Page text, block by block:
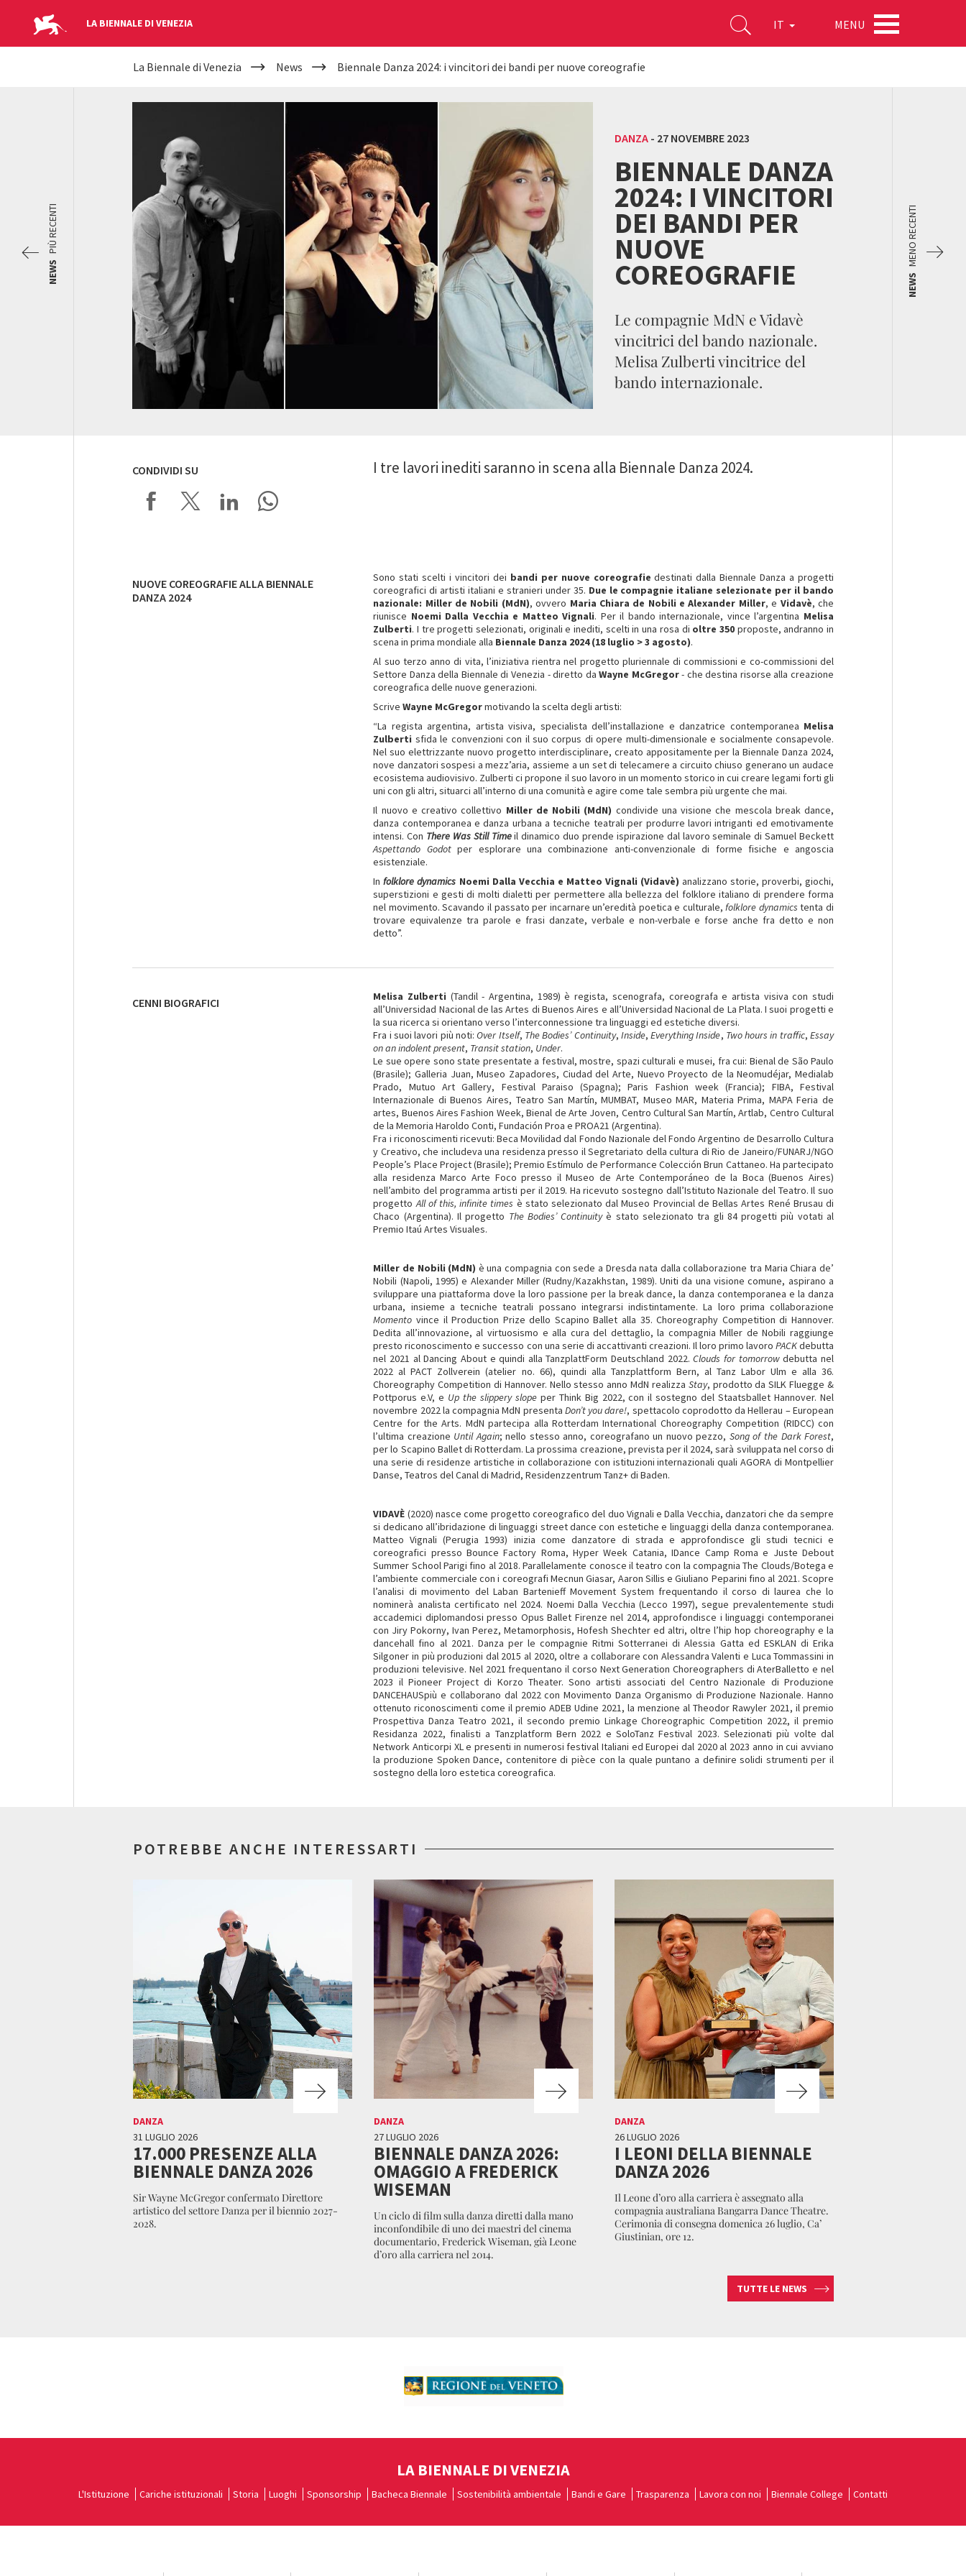
LA BIENNALE DI VENEZIA IT MENU
YOUR
HERE
La Biennale di Venezia News Biennale Danza 2024: i vincitori dei bandi per nuove coreografie
DANZA- 27 NOVEMBRE 2023
BIENNALE DANZA
2024: I VINCITORI
DEI BANDI PER
NUOVE
COREOGRAFIE
Le compagnie MdN e Vidavè
vincitrici del bando nazionale.
Melisa Zulberti vincitrice del
bando internazionale.
NEWS
MENO RECENTI
NEWS
PIÙ RECENTI
CONDIVIDI SU I tre lavori inediti saranno in scena alla Biennale Danza 2024.
NUOVE COREOGRAFIE ALLA BIENNALE
DANZA 2024
Sono stati scelti i vincitori dei bandi per nuove coreografie destinati dalla Biennale Danza a progetti
coreografici di artisti italiani e stranieri under 35. Due le compagnie italiane selezionate per il bando
nazionale: Miller de Nobili (MdN), ovvero Maria Chiara de Nobili e Alexander Miller, e Vidavè, che
riunisce Noemi Dalla Vecchia e Matteo Vignali. Per il bando internazionale, vince l’argentina Melisa
Zulberti. I tre progetti selezionati, originali e inediti, scelti in una rosa di oltre 350proposte, andranno in
scena in prima mondiale alla Biennale Danza 2024 (18 luglio > 3 agosto).
Al suo terzo anno di vita, l’iniziativa rientra nel progetto pluriennale di commissioni e co-commissioni del
Settore Danza della Biennale di Venezia - diretto daWayne McGregor- che destina risorse alla creazione
coreografica delle nuove generazioni.
Scrive Wayne McGregormotivando la scelta degli artisti:
“La regista argentina, artista visiva, specialista dell’installazione e danzatrice contemporanea Melisa
Zulberti sfida le convenzioni con il suo corpus di opere multi-dimensionale e socialmente consapevole.
Nel suo elettrizzante nuovo progetto interdisciplinare, creato appositamente per la Biennale Danza 2024,
nove danzatori sospesi a mezz’aria, assieme a un set di telecamere a circuito chiuso generano un audace
ecosistema audiovisivo. Zulberti ci propone il suo lavoro in un momento storico in cui creare legami forti gli
uni con gli altri, situarci all’interno di una comunità e agire come tale sembra più urgente che mai.
Il nuovo e creativo collettivo Miller de Nobili (MdN) condivide una visione che mescola break dance,
danza contemporanea e danza urbana a tecniche teatrali per produrre lavori intriganti ed emotivamente
intensi. Con There Was Still Timeil dinamico duo prende ispirazione dal lavoro seminale di Samuel Beckett
Aspettando Godotper esplorare una combinazione anti-convenzionale di forme fisiche e angoscia
esistenziale.
Infolklore dynamics Noemi Dalla Vecchia e Matteo Vignali (Vidavè) analizzano storie, proverbi, giochi,
superstizioni e gesti di molti dialetti per permettere alla bellezza del folklore italiano di prendere forma
nel movimento. Scavando il passato per incarnare un’eredità poetica e culturale,folklore dynamics tenta di
trovare equivalenze tra parole e frasi danzate, verbale e non-verbale e forse anche fra detto e non
detto”.
CENNI BIOGRAFICI Melisa Zulberti (Tandil - Argentina, 1989) è regista, scenografa, coreografa e artista visiva con studi
all’Universidad Nacional de las Artes di Buenos Aires e all’Universidad Nacional de La Plata. I suoi progetti e
la sua ricerca si orientano verso l’interconnessione tra linguaggi ed estetiche diversi.
Fra i suoi lavori più noti:Over Itself, The Bodies’ Continuity, Inside,Everything Inside, Two hours in traffic,Essay
on an indolent present, Transit station, Under.
Le sue opere sono state presentate a festival, mostre, spazi culturali e musei, fra cui: Bienal de São Paulo
(Brasile); Galleria Juan, Museo Zapadores, Ciudad del Arte, Nuevo Proyecto de la Neomudéjar, Medialab
Prado, Mutuo Art Gallery, Festival Paraiso (Spagna); Paris Fashion week (Francia); FIBA, Festival
Internazionale di Buenos Aires, Teatro San Martín, MUMBAT, Museo MAR, Materia Prima, MAPA Feria de
artes, Buenos Aires Fashion Week, Bienal de Arte Joven, Centro Cultural San Martín, Artlab, Centro Cultural
de la Memoria Haroldo Conti, Fundación Proa e PROA21 (Argentina).
Fra i riconoscimenti ricevuti: Beca Movilidad dal Fondo Nazionale del Fondo Argentino de Desarrollo Cultura
y Creativo, che includeva una residenza presso il Segretariato della cultura di Rio de Janeiro/FUNARJ/NGO
People’s Place Project (Brasile); Premio Estímulo de Performance Colección Brun Cattaneo. Ha partecipato
alla residenza Marco Arte Foco presso il Museo de Arte Contemporáneo de la Boca (Buenos Aires)
nell’ambito del programma artisti per il 2019. Ha ricevuto sostegno dall’Istituto Nazionale del Teatro. Il suo
progettoAll of this, infinite times è stato selezionato dal Museo Provincial de Bellas Artes René Brusau di
Chaco (Argentina). Il progetto The Bodies’ Continuityè stato selezionato tra gli 84 progetti più votati al
Premio Itaú Artes Visuales.
Miller de Nobili (MdN) è una compagnia con sede a Dresda nata dalla collaborazione tra Maria Chiara de’
Nobili (Napoli, 1995) e Alexander Miller (Rudny/Kazakhstan, 1989). Uniti da una visione comune, aspirano a
sviluppare una piattaforma dove la loro passione per la break dance, la danza contemporanea e la danza
urbana, insieme a tecniche teatrali possano integrarsi indistintamente. La loro prima collaborazione
Momento vince il Production Prize dello Scapino Ballet alla 35. Choreography Competition di Hannover.
Dedita all’innovazione, al virtuosismo e alla cura del dettaglio, la compagnia Miller de Nobili raggiunge
presto riconoscimento e successo con una serie di accattivanti creazioni. Il loro primo lavoro PACKdebutta
nel 2021 al Dancing About e quindi alla TanzplattForm Deutschland 2022.Clouds for tomorrowdebutta nel
2022 al PACT Zollverein (atelier no. 66), quindi alla Tanzplattform Bern, al Tanz Labor Ulm e alla 36.
Choreography Competition di Hannover. Nello stesso anno MdN realizza Stay, prodotto da SILK Fluegge &
Pottporus e.V, e Up the slippery slopeper Think Big 2022, con il sostegno del Staatsballet Hannover. Nel
novembre 2022 la compagnia MdN presenta Don’t you dare!, spettacolo coprodotto da Hellerau – European
Centre for the Arts. MdN partecipa alla Rotterdam International Choreography Competition (RIDCC) con
l’ultima creazione Until Again; nello stesso anno, coreografano un nuovo pezzo, Song of the Dark Forest,
per lo Scapino Ballet di Rotterdam. La prossima creazione, prevista per il 2024, sarà sviluppata nel corso di
una serie di residenze artistiche in collaborazione con istituzioni internazionali quali AGORA di Montpellier
Danse, Teatros del Canal di Madrid, Residenzzentrum Tanz+ di Baden.
VIDAVÈ (2020) nasce come progetto coreografico del duo Vignali e Dalla Vecchia, danzatori che da sempre
si dedicano all’ibridazione di linguaggi street dance con estetiche e linguaggi della danza contemporanea.
Matteo Vignali (Perugia 1993) inizia come danzatore di strada e approfondisce gli studi tecnici e
coreografici presso Bounce Factory Roma, Hyper Week Catania, IDance Camp Roma e Juste Debout
Summer School Parigi fino al 2018. Parallelamente conosce il teatro con la compagnia The Clouds/Botega e
l’ambiente commerciale con i coreografi Mecnun Giasar, Aaron Sillis e Giuliano Peparini fino al 2021. Scopre
l’analisi di movimento del Laban Bartenieff Movement System frequentando il corso di laurea che lo
nominerà analista certificato nel 2024. Noemi Dalla Vecchia (Lecco 1997), segue prevalentemente studi
accademici diplomandosi presso Opus Ballet Firenze nel 2014, approfondisce i linguaggi contemporanei
con Jiry Pokorny, Ivan Perez, Metamorphosis, Hofesh Shechter ed altri, oltre l’hip hop choreography e la
dancehall fino al 2021. Danza per le compagnie Ritmi Sotterranei di Alessia Gatta ed ESKLAN di Erika
Silgoner in più produzioni dal 2015 al 2020, oltre a collaborare con Alessandra Valenti e Luca Tommassini in
produzioni televisive. Nel 2021 frequentano il corso Next Generation Choreographers di AterBalletto e nel
2023 il Pioneer Project di Korzo Theater. Sono artisti associati del Centro Nazionale di Produzione
DANCEHAUSpiù e collaborano dal 2022 con Movimento Danza Organismo di Produzione Nazionale. Hanno
ottenuto riconoscimenti come il premio ADEB Udine 2021, la menzione al Theodor Rawyler 2021, il premio
Prospettiva Danza Teatro 2021, il secondo premio Linkage Choreographic Competition 2022, il premio
Residanza 2022, finalisti a Tanzplatform Bern 2022 e SoloTanz Festival 2023. Selezionati più volte dal
Network Anticorpi XL e presenti in numerosi festival Italiani ed Europei dal 2020 al 2023 anno in cui avviano
la produzione Spoken Dance, contenitore di pièce con la quale puntano a definire solidi strumenti per il
sostegno della loro estetica coreografica.
POTREBBE ANCHE INTERESSARTI
DANZA
31 LUGLIO 2026
17.000 PRESENZE ALLA
BIENNALE DANZA 2026
Sir Wayne McGregor confermato Direttore
artistico del settore Danza per il biennio 2027-
2028.
DANZA
27 LUGLIO 2026
BIENNALE DANZA 2026:
OMAGGIO A FREDERICK
WISEMAN
Un ciclo di film sulla danza diretti dalla mano
inconfondibile di uno dei maestri del cinema
documentario, Frederick Wiseman, già Leone
d’oro alla carriera nel 2014.
DANZA
26 LUGLIO 2026
I LEONI DELLA BIENNALE
DANZA 2026
Il Leone d’oro alla carriera è assegnato alla
compagnia australiana Bangarra Dance Theatre.
Cerimonia di consegna domenica 26 luglio, Ca’
Giustinian, ore 12.
TUTTE LE NEWS
LA BIENNALE DI VENEZIA
L'Istituzione Cariche istituzionali Storia Luoghi Sponsorship Bacheca Biennale Sostenibilità ambientale Bandi e Gare Trasparenza Lavora con noi Biennale College Contatti